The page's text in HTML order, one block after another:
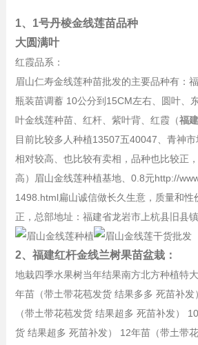
1、1号丹棱金线莲苗品种
大圆满叶
红霞品系：
眉山仁寿金线莲种苗批发的主要品种有：
瓶装苗调蓄 10公分到15CM左右、圆叶、
叶金线莲种苗、红杆、紫叶背、红霞（福
目前比较多人种植13507五40047、青神
相对较高、也比较有卖相，品种也比较正
高）眉山金线莲种植基地、0.8元http://
1498.html扁山诚信做长久生意，质量和性
正，总部地址：福建省龙岩市上杭县旧县镇
2、福建红杆金线兰树果苗盆栽：
地栽四季水果树当年结果南方北方种植特大
年苗（带土带花苞发货 结果多多 死苗补
（带土带花苞发货 结果超多 死苗补发）
货 结果超多 死苗补发） 12年苗（带土带